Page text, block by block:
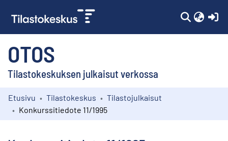
OTOS
Tilastokeskuksen julkaisut verkossa
Kokoelmat
Etusivu Tilastokeskus
Tilastojulkaisut
Konkurssitiedote 11/1995